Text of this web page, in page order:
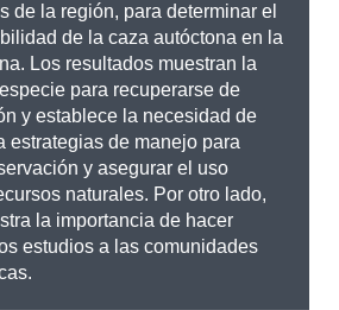
de la región, para determinar el
de la caza autóctona en la
Los resultados muestran la
para recuperarse de
y establece la necesidad de
estrategias de manejo para
y asegurar el uso
naturales. Por otro lado,
la importancia de hacer
estudios a las comunidades